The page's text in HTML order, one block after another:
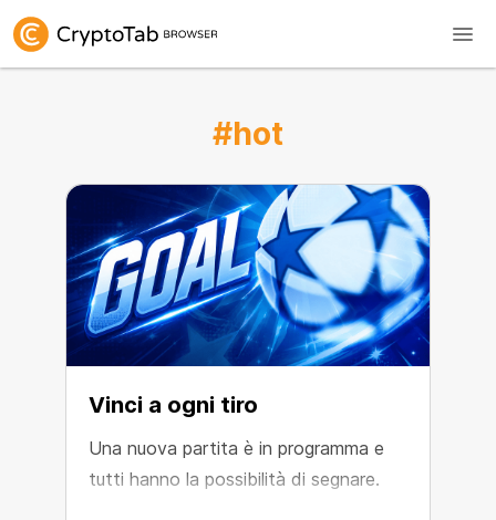
#hot
Vinci a ogni tiro
Una nuova partita è in programma e
tutti hanno la possibilità di segnare.